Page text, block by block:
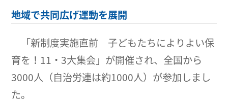
地域で共同広げ運動を展開
「新制度実施直前 子どもたちによりよい保
育を！11・3大集会」が開催され、全国から
3000人（自治労連は約1000人）が参加しまし
た。